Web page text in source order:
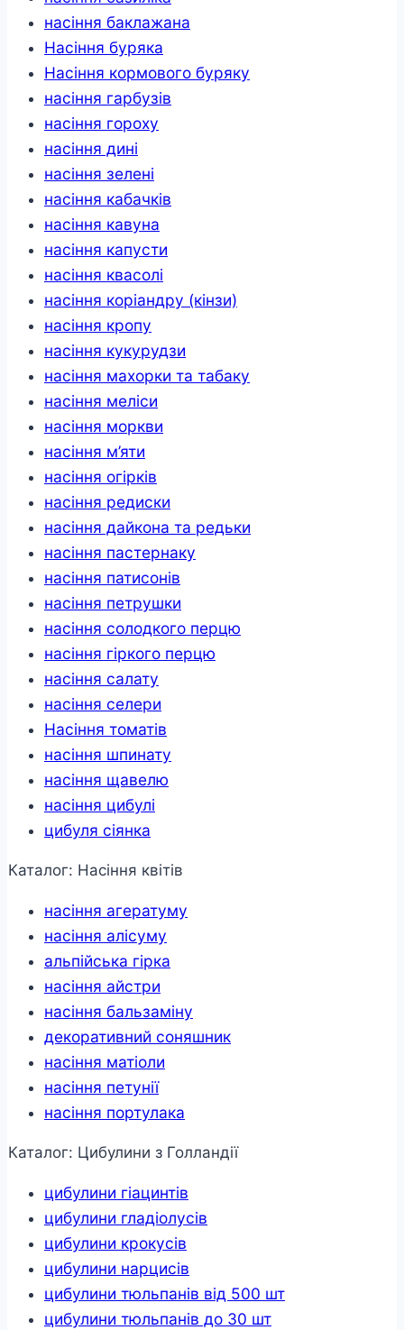
насіння баклажана
Насіння буряка
Насіння кормового буряку
насіння гарбузів
насіння гороху
насіння дині
насіння зелені
насіння кабачків
насіння кавуна
насіння капусти
насіння квасолі
насіння коріандру (кінзи)
насіння кропу
насіння кукурудзи
насіння махорки та табаку
насіння меліси
насіння моркви
насіння м’яти
насіння огірків
насіння редиски
насіння дайкона та редьки
насіння пастернаку
насіння патисонів
насіння петрушки
насіння солодкого перцю
насіння гіркого перцю
насіння салату
насіння селери
Насіння томатів
насіння шпинату
насіння щавелю
насіння цибулі
цибуля сіянка
Каталог: Насіння квітів
насіння агератуму
насіння алісуму
альпійська гірка
насіння айстри
насіння бальзаміну
декоративний соняшник
насіння матіоли
насіння петунії
насіння портулака
Каталог: Цибулини з Голландії
цибулини гіацинтів
цибулини гладіолусів
цибулини крокусів
цибулини нарцисів
цибулини тюльпанів від 500 шт
цибулини тюльпанів до 30 шт